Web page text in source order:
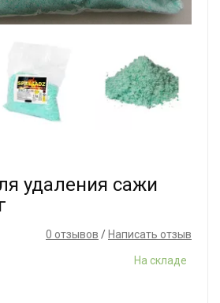
удаления сажи
0 отзывов / Написать отзыв
На складе